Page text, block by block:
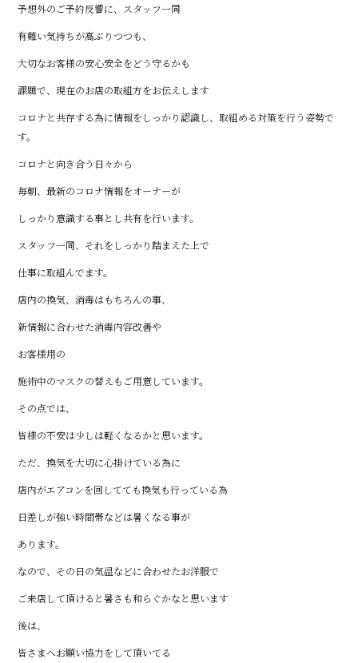
予想外のご予約反響に、スタッフ一同
有難い気持ちが高ぶりつつも、
大切なお客様の安心安全をどう守るかも
課題で、現在のお店の取組方をお伝えします
コロナと共存する為に情報をしっかり認識し、取組める対策を行う姿勢で
す。
コロナと向き合う日々から
毎朝、最新のコロナ情報をオーナーが
しっかり意識する事とし共有を行います。
スタッフ一同、それをしっかり踏まえた上で
仕事に取組んでます。
店内の換気、消毒はもちろんの事、
新情報に合わせた消毒内容改善や
お客様用の
施術中のマスクの替えもご用意しています。
その点では、
皆様の不安は少しは軽くなるかと思います。
ただ、換気を大切に心掛けている為に
店内がエアコンを回してても換気も行っている為
日差しが強い時間帯などは暑くなる事が
あります。
なので、その日の気温などに合わせたお洋服で
ご来店して頂けると暑さも和らぐかなと思います
後は、
皆さまへお願い協力をして頂いてる